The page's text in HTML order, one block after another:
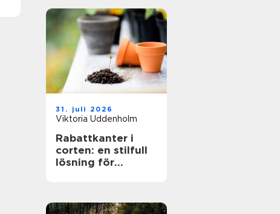
31. juli 2026
Viktoria Uddenholm
Rabattkanter i
corten: en stilfull
lösning för